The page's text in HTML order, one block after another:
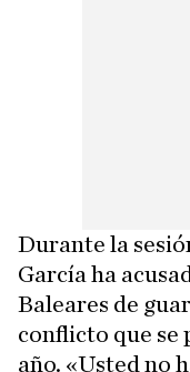
Durante la
García ha
Baleares de
conflicto que se
año. «Usted no